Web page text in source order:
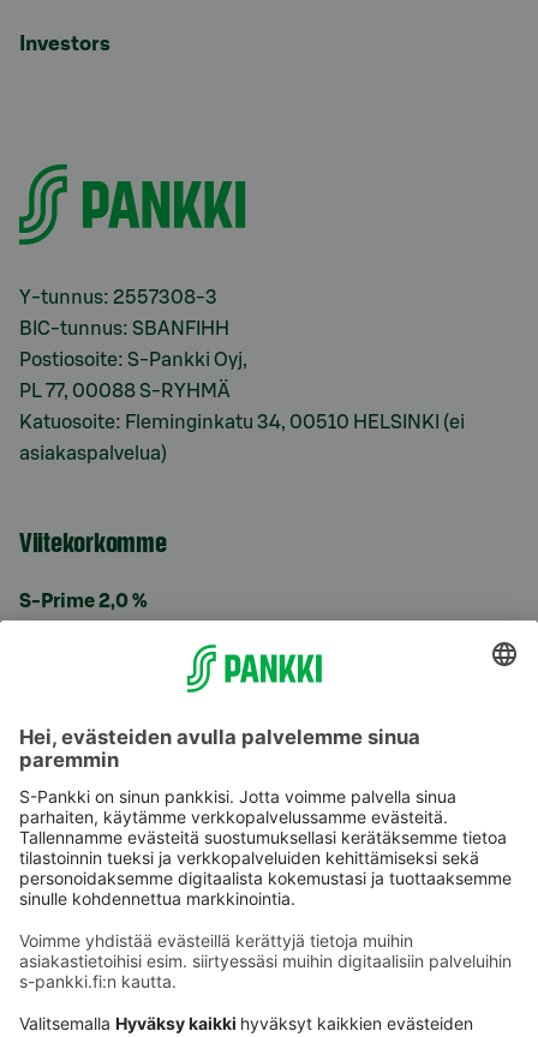
Investors
Y-tunnus: 2557308-3
BIC-tunnus: SBANFIHH
Postiosoite: S-Pankki Oyj,
PL 77, 00088 S-RYHMÄ
Katuosoite: Fleminginkatu 34, 00510 HELSINKI (ei
asiakaspalvelua)
Viitekorkomme
S-Prime 2,0 %
Käyttöehdot
Saavutettavuusseloste
Evästeet